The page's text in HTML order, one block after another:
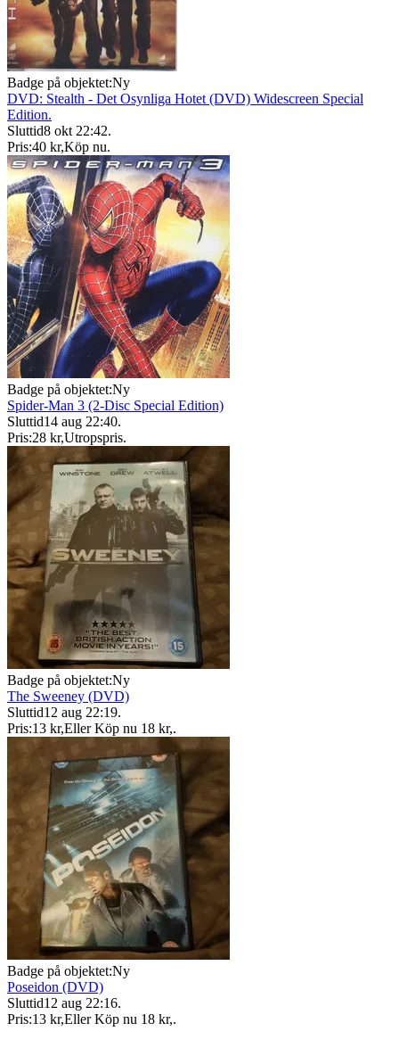
Badge på objektet:Ny
DVD: Stealth - Det Osynliga Hotet (DVD) Widescreen Special
Edition.
Sluttid8 okt 22:42.
Pris:40 kr,Köp nu.
Badge på objektet:Ny
Spider-Man 3 (2-Disc Special Edition)
Sluttid14 aug 22:40.
Pris:28 kr,Utropspris.
Badge på objektet:Ny
The Sweeney (DVD)
Sluttid12 aug 22:19.
Pris:13 kr,Eller Köp nu 18 kr,.
Badge på objektet:Ny
Poseidon (DVD)
Sluttid12 aug 22:16.
Pris:13 kr,Eller Köp nu 18 kr,.